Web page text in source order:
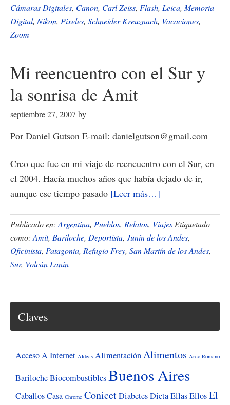
una
buena
para
las
vacaciones
Cámaras Digitales, Canon, Carl Zeiss, Flash, Leica, Memoria
Digital, Nikon, Pixeles, Schneider Kreuznach, Vacaciones,
Zoom
Mi reencuentro con el Sur y
la sonrisa de Amit
septiembre 27, 2007 by
Por Daniel Gutson E-mail: danielgutson@gmail.com
Creo que fue en mi viaje de reencuentro con el Sur, en
el 2004. Hacía muchos años que había dejado de ir,
aunque ese tiempo pasado [Leer más…]
Mi
reencuentro
con
Amit
Publicado en: Argentina, Pueblos, Relatos, Viajes Etiquetado
como: Amit, Bariloche, Deportista, Junín de los Andes,
Oficinista, Patagonia, Refugio Frey, San Martín de los Andes,
Sur, Volcán Lanín
Claves
Acceso A Internet Aldeas AlimentaciónAlimentos Arco Romano
BarilocheBiocombustiblesBuenos Aires
CaballosCasa Chrome ConicetDiabetesDietaEllasEllosEl